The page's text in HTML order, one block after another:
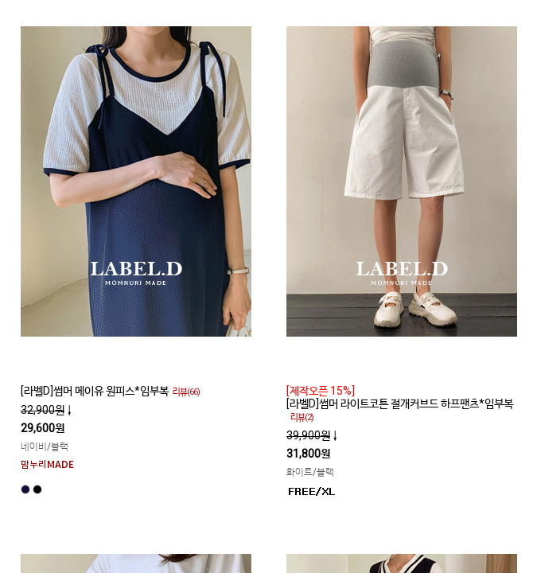
[라벨D]썸머 메이유 원피스*임부복 리뷰(66)
32,900원 ↓
29,600원
네이비/블랙
[제작오픈 15%]
[라벨D]썸머 라이트코튼 절개커브드 하프팬츠*임부복
리뷰(2)
39,900원 ↓
31,800원
화이트/블랙